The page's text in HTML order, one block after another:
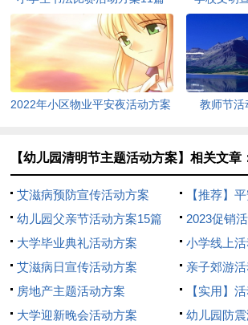
2022年小区物业平安夜活动方案
教师节活
【幼儿园清明节主题活动方案】相关文章
艾滋病预防宣传活动方案
【推荐】
幼儿园父亲节活动方案15篇
2023促销
大学毕业典礼活动方案
小学线上
艾滋病日宣传活动方案
亲子郊游
房地产主题活动方案
【实用】
篇
大学迎新晚会活动方案 幼儿园防